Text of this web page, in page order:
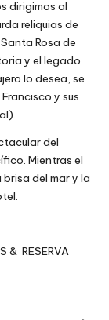
dirigimos al
reliquias de
Rosa de
y el legado
lo desea, se
y sus
del
Mientras el
del mar y la
& RESERVA